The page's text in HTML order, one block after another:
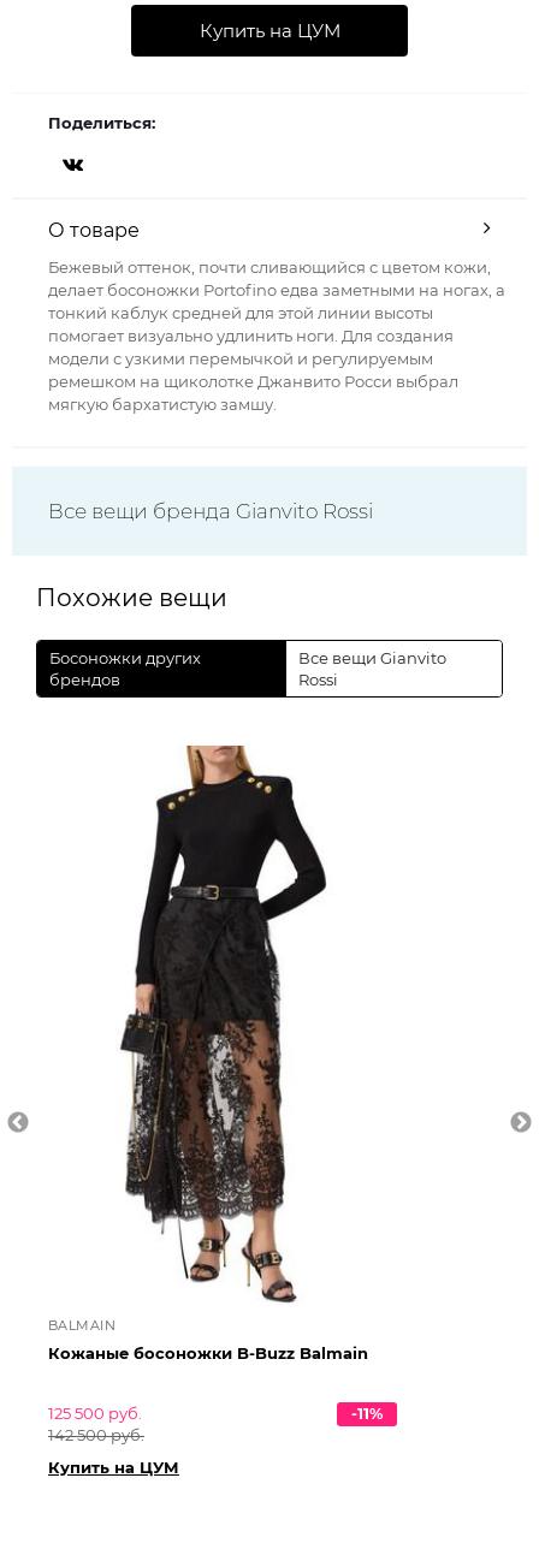
Купить на ЦУМ
Поделиться:
О товаре
Бежевый оттенок, почти сливающийся с цветом кожи,
делает босоножки Portofino едва заметными на ногах, а
тонкий каблук средней для этой линии высоты
помогает визуально удлинить ноги. Для создания
модели с узкими перемычкой и регулируемым
ремешком на щиколотке Джанвито Росси выбрал
мягкую бархатистую замшу.
Все вещи бренда Gianvito Rossi
Похожие вещи
Босоножки других
брендов
Все вещи Gianvito
Rossi
BALMAIN
Кожаные босоножки B-Buzz Balmain
125 500 руб.
142 500 руб.
-11%
Купить на ЦУМ